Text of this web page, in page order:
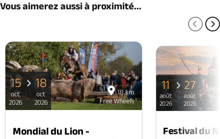
Vous aimerez aussi à proximité...
18 km
Free Wheels
15
oct
2026
18
oct
2026
Mondial du Lion -
11
août
2026
27
août
2026
Festival du